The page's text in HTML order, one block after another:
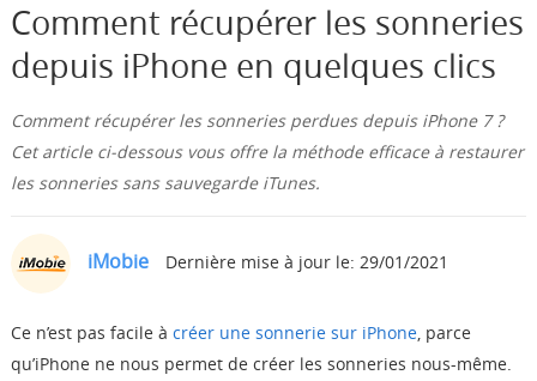
Déverrouillage & Récupération
Transfert
Multimédia
Utilitaires
Solutions
Comment récupérer les sonneries
depuis iPhone en quelques clics
Comment récupérer les sonneries perdues depuis iPhone 7 ?
Cet article ci-dessous vous offre la méthode efficace à restaurer
les sonneries sans sauvegarde iTunes.
iMobie Dernière mise à jour le: 29/01/2021
Ce n’est pas facile à créer une sonnerie sur iPhone, parce
qu’iPhone ne nous permet de créer les sonneries nous-même.